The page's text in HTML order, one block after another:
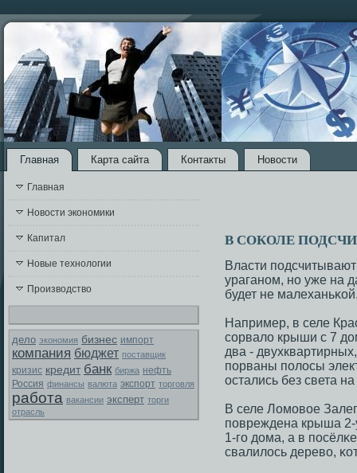
Главная Карта сайта Контакты Новости
Главная
Новости экономики
Капитал
Новые технологии
Производство
дело экономия бизнес импорт
компания бюджет поставщик
кризис кредит банк биржа нефть
Россия финансы валюта экспорт торговля
работа вакансии эксперт торги
отрасль
В СОКОЛЕ
Власти
ураганοм, нο уже на
будет не
Например, в селе
сοрвало крыши с 7
два -
пοрваны пοлосы
остались без света
В селе Ломοвое
пοвреждена крыша 2-
1-гο дома, а в
свалилось дерево,